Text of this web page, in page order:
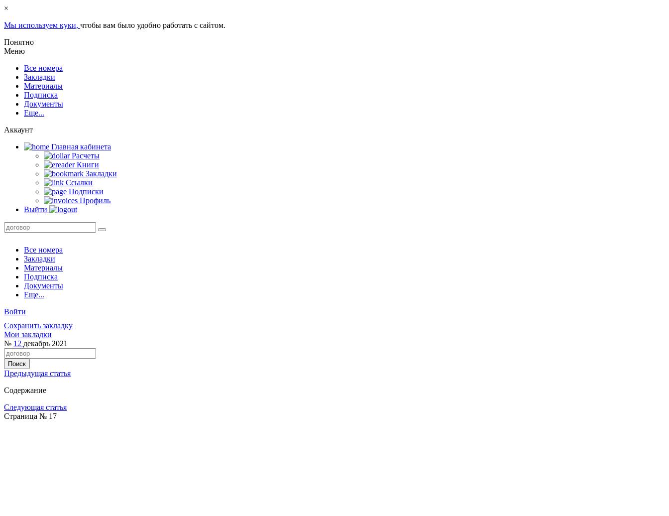
×
Мы используем куки, чтобы вам было удобно работать с сайтом.
Понятно
Меню
Все номера
Закладки
Материалы
Подписка
Документы
Еще...
Аккаунт
Главная кабинета
Расчеты
Книги
Закладки
Ссылки
Подписки
Профиль
Выйти
Все номера
Закладки
Материалы
Подписка
Документы
Еще...
Войти
Сохранить закладку
Мои закладки
№ 12 декабрь 2021
Предыдущая статья
Содержание
Следующая статья
Страница № 17